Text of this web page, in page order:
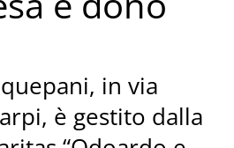
in via
è gestito dalla